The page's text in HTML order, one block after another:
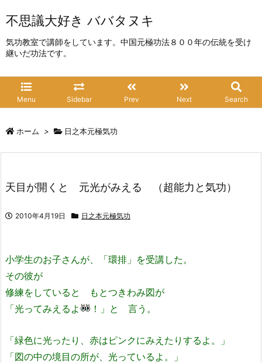
不思議大好き ババタヌキ
気功教室で講師をしています。中国元極功法８００年の伝統を受け
継いだ功法です。
Menu Sidebar Prev Next Search
ホーム > 日之本元極気功
天目が開くと 元光がみえる （超能力と気功）
2010年4月19日 日之本元極気功
小学生のお子さんが、「環排」を受講した。
その彼が
修練をしていると もとつきわみ図が
「光ってみえるよ
！」と 言う。
「緑色に光ったり、赤はピンクにみえたりするよ。」
「図の中の境目の所が、光っているよ。」